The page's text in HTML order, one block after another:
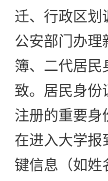
迁、行政区划
公安部门办理
簿、二代居民
致。居民身份
注册的重要身
在进入大学报
键信息（如姓